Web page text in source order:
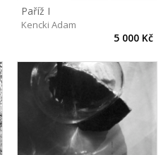
Paříž I
Kencki Adam
5 000 Kč